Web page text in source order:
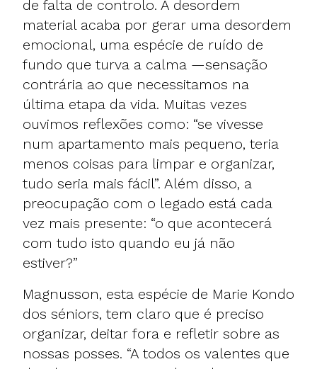
de falta de controlo. A desordem
material acaba por gerar uma desordem
emocional, uma espécie de ruído de
fundo que turva a calma —sensação
contrária ao que necessitamos na
última etapa da vida. Muitas vezes
ouvimos reflexões como: “se vivesse
num apartamento mais pequeno, teria
menos coisas para limpar e organizar,
tudo seria mais fácil”. Além disso, a
preocupação com o legado está cada
vez mais presente: “o que acontecerá
com tudo isto quando eu já não
estiver?”
Magnusson, esta espécie de Marie Kondo
dos séniors, tem claro que é preciso
organizar, deitar fora e refletir sobre as
nossas posses. “A todos os valentes que